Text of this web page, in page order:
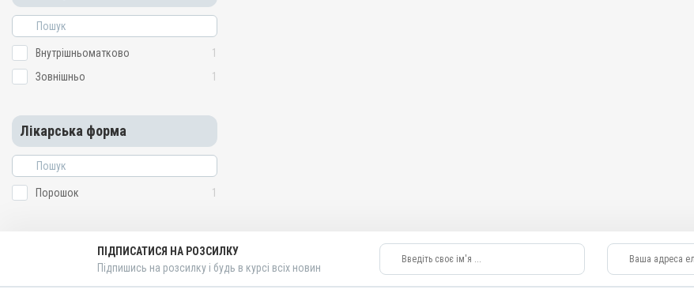
Внутрішньоматково
1
Зовнішньо
1
Лікарська форма
Порошок 1
ПІДПИСАТИСЯ НА РОЗСИЛКУ
Підпишись на розсилку і будь в курсі всіх новин